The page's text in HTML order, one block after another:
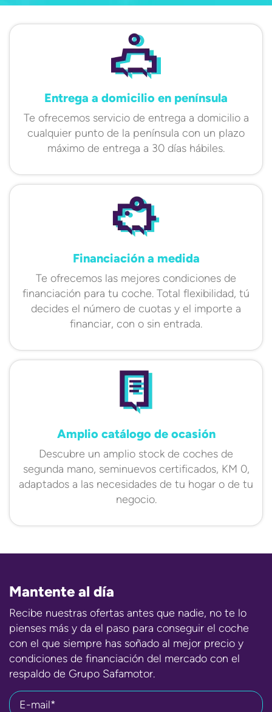
Entrega a domicilio en península
Te ofrecemos servicio de entrega a domicilio a
cualquier punto de la península con un plazo
máximo de entrega a 30 días hábiles.
Financiación a medida
Te ofrecemos las mejores condiciones de
financiación para tu coche. Total flexibilidad, tú
decides el número de cuotas y el importe a
financiar, con o sin entrada.
Amplio catálogo de ocasión
Descubre un amplio stock de coches de
segunda mano, seminuevos certificados, KM 0,
adaptados a las necesidades de tu hogar o de tu
negocio.
Mantente al día
Recibe nuestras ofertas antes que nadie, no te lo
pienses más y da el paso para conseguir el coche
con el que siempre has soñado al mejor precio y
condiciones de financiación del mercado con el
respaldo de Grupo Safamotor.
E-mail*